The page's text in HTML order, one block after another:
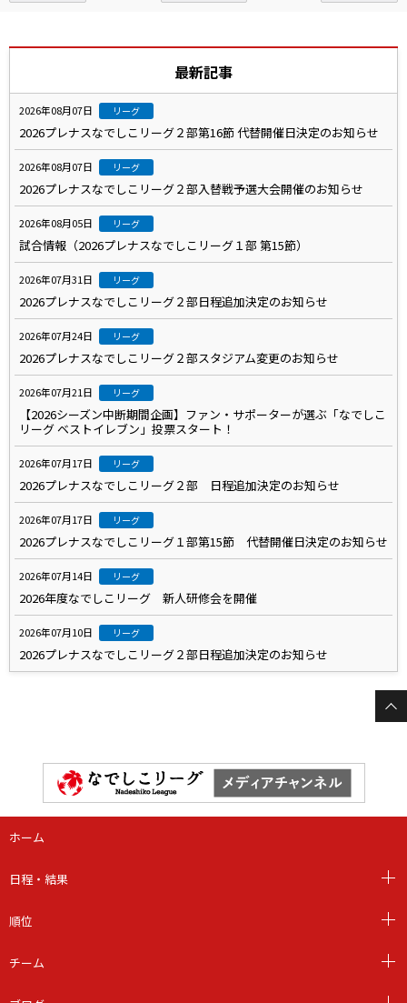
最新記事
2026年08月07日 リーグ
2026プレナスなでしこリーグ２部第16節 代替開催日決定のお知らせ
2026年08月07日 リーグ
2026プレナスなでしこリーグ２部入替戦予選大会開催のお知らせ
2026年08月05日 リーグ
試合情報（2026プレナスなでしこリーグ１部 第15節）
2026年07月31日 リーグ
2026プレナスなでしこリーグ２部日程追加決定のお知らせ
2026年07月24日 リーグ
2026プレナスなでしこリーグ２部スタジアム変更のお知らせ
2026年07月21日 リーグ
【2026シーズン中断期間企画】ファン・サポーターが選ぶ「なでしこ
リーグ ベストイレブン」投票スタート！
2026年07月17日 リーグ
2026プレナスなでしこリーグ２部 日程追加決定のお知らせ
2026年07月17日 リーグ
2026プレナスなでしこリーグ１部第15節 代替開催日決定のお知らせ
2026年07月14日 リーグ
2026年度なでしこリーグ 新人研修会を開催
2026年07月10日 リーグ
2026プレナスなでしこリーグ２部日程追加決定のお知らせ
ホーム
日程・結果
順位
チーム